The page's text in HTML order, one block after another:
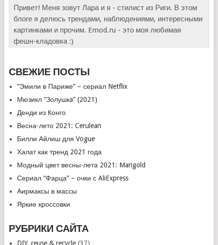
Привет! Меня зовут Лара и я - стилист из Риги. В этом
блоге я делюсь трендами, наблюдениями, интересными
картинками и прочим. Emod.ru - это моя любимая
фешн-кладовка :)
СВЕЖИЕ ПОСТЫ
“Эмили в Париже” – сериал Netflix
Мюзикл “Золушкa” (2021)
Денди из Конго
Весна-лето 2021: Cerulean
Билли Айлиш для Vogue
Халат как тренд 2021 года
Модный цвет весны-лета 2021: Marigold
Сериал “Фарца” – очки с AliExpress
Аирмаксы в массы
Яркие кроссовки
РУБРИКИ САЙТА
DIY, reuse & recycle(37)